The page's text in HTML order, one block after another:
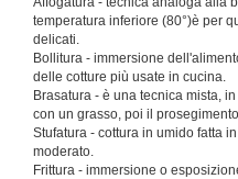
temperatura inferiore (80°)è per
delicati.
Bollitura - immersione
delle cotture più usate in cucina.
Brasatura - è una tecnica mista,
con un grasso, poi il
Stufatura - cottura in umido fatta
moderato.
Frittura - immersione o